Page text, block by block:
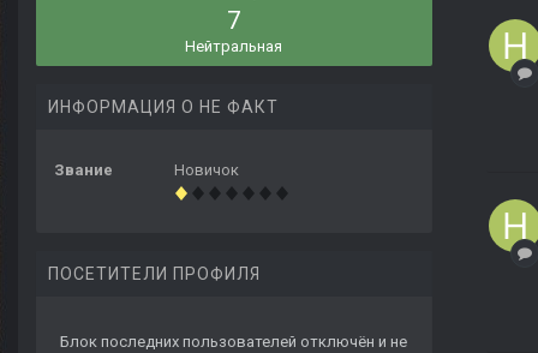
7
Нейтральная
ИНФОРМАЦИЯ О НЕ ФАКТ
Звание Новичок
ПОСЕТИТЕЛИ ПРОФИЛЯ
Блок последних пользователей отключён и не